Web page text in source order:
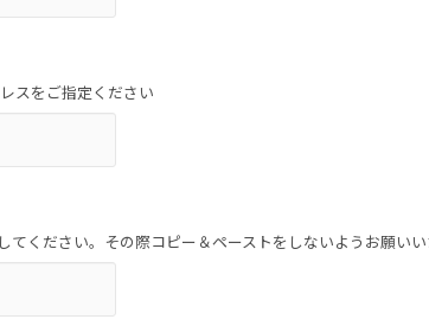
スをご指定ください
ください。その際コピー＆ペーストをしないようお願いい